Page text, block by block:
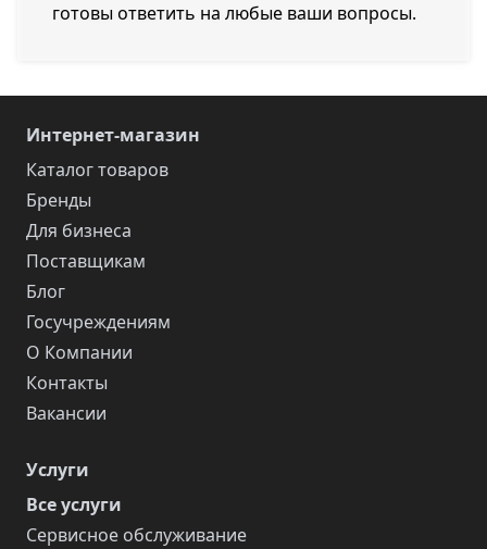
готовы ответить на любые ваши вопросы.
Интернет-магазин
Каталог товаров
Бренды
Для бизнеса
Поставщикам
Блог
Госучреждениям
О Компании
Контакты
Вакансии
Услуги
Все услуги
Сервисное обслуживание